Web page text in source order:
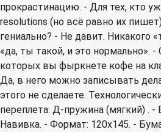
прокрастинацию. - Для тех, кто
resolutions (но всё равно их
гениально? - Не давит. Никакого
«да, ты такой, и это нормально».
которых вы фыркнете кофе на
Да, в него можно записывать
этого не сделаете.
переплета: Д-пружина (мягкий) . -
Навивка. - Формат: 120х145. -